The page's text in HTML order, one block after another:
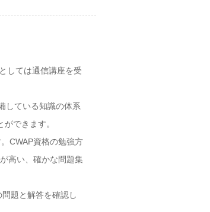
しては通信講座を受
している知識の体系
できます。
CWAP資格の勉強方
高い、確かな問題集
題と解答を確認し